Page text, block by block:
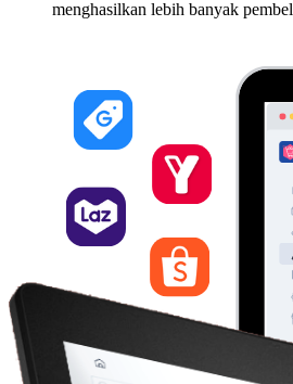
menghasilkan lebih banyak